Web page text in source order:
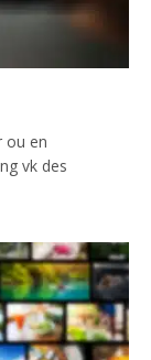
ou en
vk des